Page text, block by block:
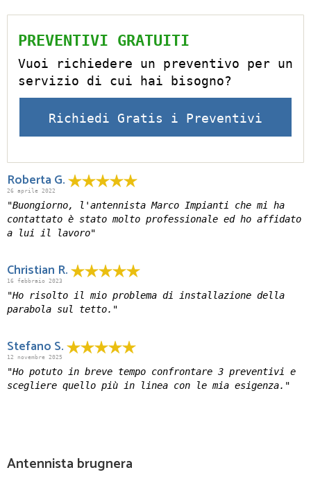
PREVENTIVI GRATUITI
Vuoi richiedere un preventivo per un
servizio di cui hai bisogno?
Richiedi Gratis i Preventivi
Roberta G.
26 aprile 2022
"Buongiorno, l'antennista Marco Impianti che mi ha
contattato è stato molto professionale ed ho affidato
a lui il lavoro"
Christian R.
16 febbraio 2023
"Ho risolto il mio problema di installazione della
parabola sul tetto."
Stefano S.
12 novembre 2025
"Ho potuto in breve tempo confrontare 3 preventivi e
scegliere quello più in linea con le mia esigenza."
Antennista brugnera